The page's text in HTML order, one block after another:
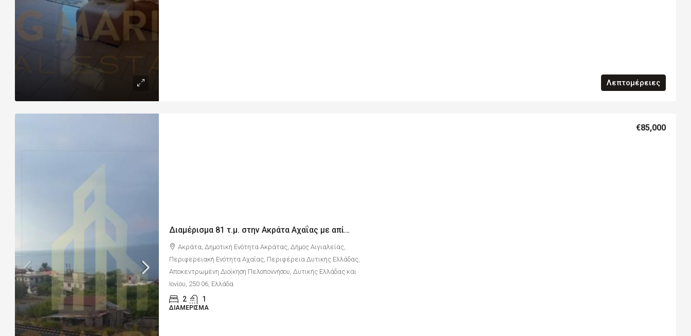
Λεπτομέρειες
Διαμέρισμα 81 τ.μ. στην Ακράτα Αχαΐας με απίστευτη θέα θάλασσα
€85,000
Ακράτα, Δημοτική Ενότητα Ακράτας, Δήμος Αιγιαλείας,
Περιφερειακή Ενότητα Αχαΐας, Περιφέρεια Δυτικής Ελλάδας,
Αποκεντρωμένη Διοίκηση Πελοποννήσου, Δυτικής Ελλάδας και
Ιονίου, 250 06, Ελλάδα
2 1
ΔΙΑΜΈΡΙΣΜΑ